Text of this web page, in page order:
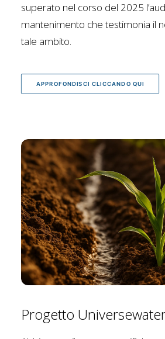
superato nel corso del 2025
mantenimento che testimonia il
tale ambito.
APPROFONDISCI CLICCANDO QUI
Progetto